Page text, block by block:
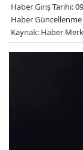
Haber Giriş Tarihi:
Haber Güncellenme
Kaynak: Haber